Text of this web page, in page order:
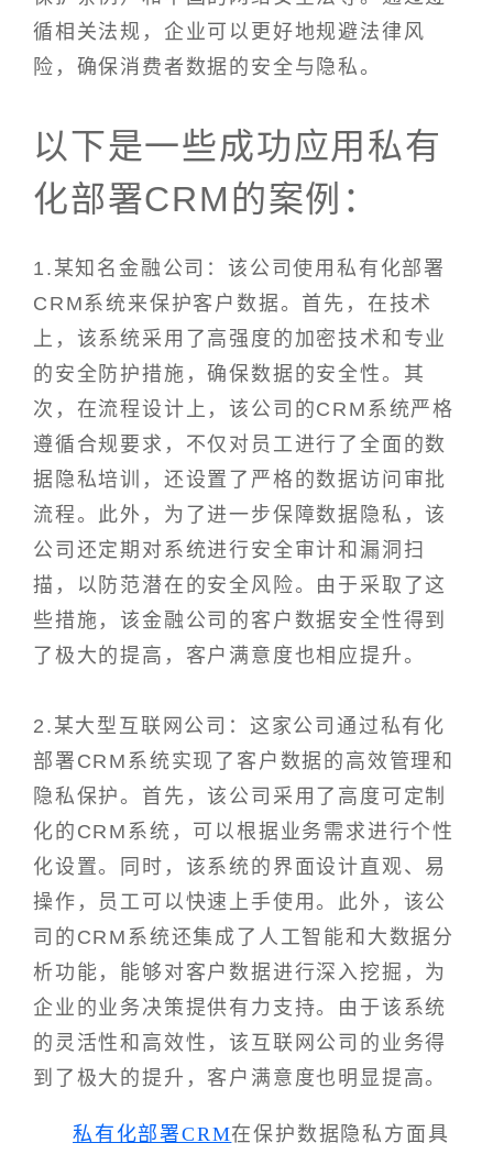
循相关法规，企业可以更好地规避法律风
险，确保消费者数据的安全与隐私。
以下是一些成功应用私有
化部署CRM的案例：
1.某知名金融公司：该公司使用私有化部署
CRM系统来保护客户数据。首先，在技术
上，该系统采用了高强度的加密技术和专业
的安全防护措施，确保数据的安全性。其
次，在流程设计上，该公司的CRM系统严格
遵循合规要求，不仅对员工进行了全面的数
据隐私培训，还设置了严格的数据访问审批
流程。此外，为了进一步保障数据隐私，该
公司还定期对系统进行安全审计和漏洞扫
描，以防范潜在的安全风险。由于采取了这
些措施，该金融公司的客户数据安全性得到
了极大的提高，客户满意度也相应提升。
2.某大型互联网公司：这家公司通过私有化
部署CRM系统实现了客户数据的高效管理和
隐私保护。首先，该公司采用了高度可定制
化的CRM系统，可以根据业务需求进行个性
化设置。同时，该系统的界面设计直观、易
操作，员工可以快速上手使用。此外，该公
司的CRM系统还集成了人工智能和大数据分
析功能，能够对客户数据进行深入挖掘，为
企业的业务决策提供有力支持。由于该系统
的灵活性和高效性，该互联网公司的业务得
到了极大的提升，客户满意度也明显提高。
私有化部署CRM在保护数据隐私方面具